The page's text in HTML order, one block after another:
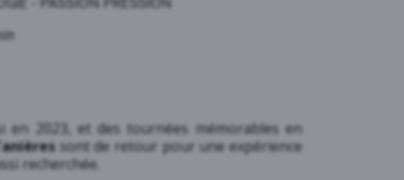
en 2023, et des tournées mémorables en
sont de retour pour une expérience
recherchée.